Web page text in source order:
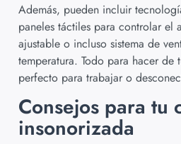
Además, pueden incluir
paneles táctiles para controlar el
ajustable o incluso sistema de
temperatura. Todo para hacer de
perfecto para trabajar o
Consejos para tu
insonorizada